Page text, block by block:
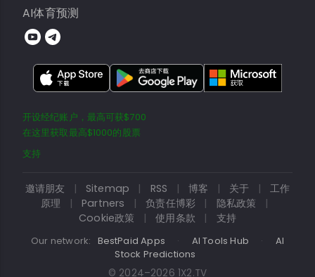
AI体育预测
开设经纪账户，最高可获$700
在这里获取最高$1000的股票
支持
邀请朋友 | Sitemap | RSS | 博客 | 关于 |
工作
原理
| Partners | 负责任博彩 | 隐私政策
|
Cookie政策
| 使用条款 | 支持
Our network: BestPaid Apps · AI Tools Hub ·
AI
Stock Predictions
© 2024–2026 1X2.TV